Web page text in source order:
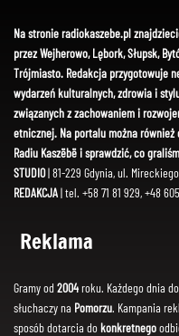
Na stronie radiokaszebe.pl
przez Wejherowo, Lębork, Słupsk,
Trójmiasto. Redakcja przygotowuje
wydarzeń kulturalnych, zdrowia i
związanych z zachowaniem i
etnicznej. Na portalu można
Radiu Kaszëbë i sprawdzić, co
STUDIO| 81-229 Gdynia, ul.
REDAKCJA| tel. +58 71 81 929, +48
Reklama
Gramy od 2004roku. Każdego dnia
słuchaczy na Pomorzu. Kampania
sposób dotarcia dokonkretnego